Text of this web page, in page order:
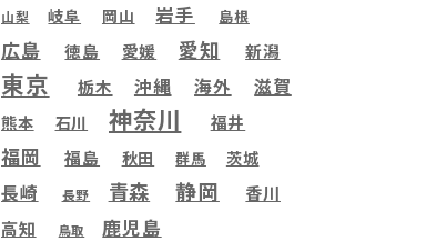
山梨 岐阜 岡山 岩手 島根
広島 徳島 愛媛 愛知 新潟
東京 栃木 沖縄 海外 滋賀
熊本 石川 神奈川 福井
福岡 福島 秋田 群馬 茨城
長崎 長野 青森 静岡 香川
高知 鳥取 鹿児島